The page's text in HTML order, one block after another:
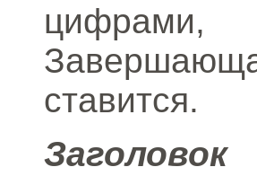
ставится.